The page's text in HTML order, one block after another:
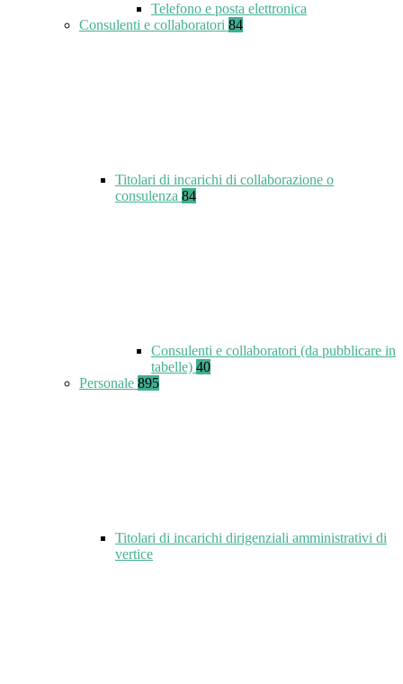
Telefono e posta elettronica
Consulenti e collaboratori 84
Titolari di incarichi di collaborazione o
consulenza 84
Consulenti e collaboratori (da pubblicare in
tabelle) 40
Personale 895
Titolari di incarichi dirigenziali amministrativi di
vertice